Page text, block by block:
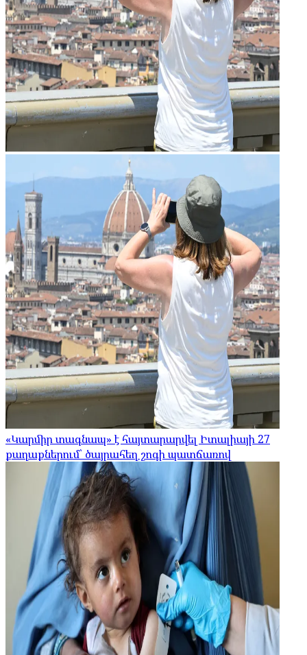
«Կարմիր տագնապ» է հայտարարվել Իտալիայի 27
քաղաքներում՝ ծայրահեղ շոգի պատճառով